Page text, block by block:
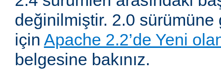
değinilmiştir. 2.0
için Apache 2.2’de Yeni
belgesine bakınız.